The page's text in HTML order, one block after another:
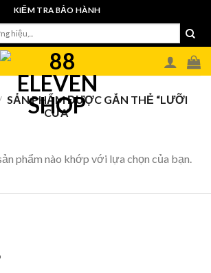
KIỂM TRA BẢO HÀNH
SẢN PHẨM ĐƯỢC GẮN THẺ “LƯỠI
CƯA”
phẩm nào khớp với lựa chọn của bạn.